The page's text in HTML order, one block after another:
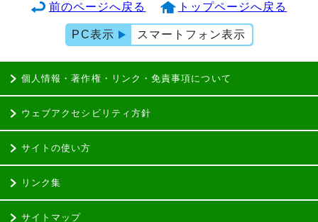
前のページへ戻る トップページへ戻る
PC表示 スマートフォン表示
個人情報・著作権・リンク・免責事項について
ウェブアクセシビリティ方針
サイトの使い方
リンク集
サイトマップ